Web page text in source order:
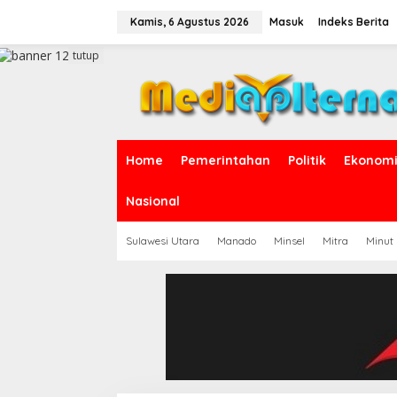
a
Kamis, 6 Agustus 2026 Masuk Indeks Berita
Home Pemerintahan Politik
Nasional
Sulawesi Utara Manado Minsel Mitra Minut
tutup